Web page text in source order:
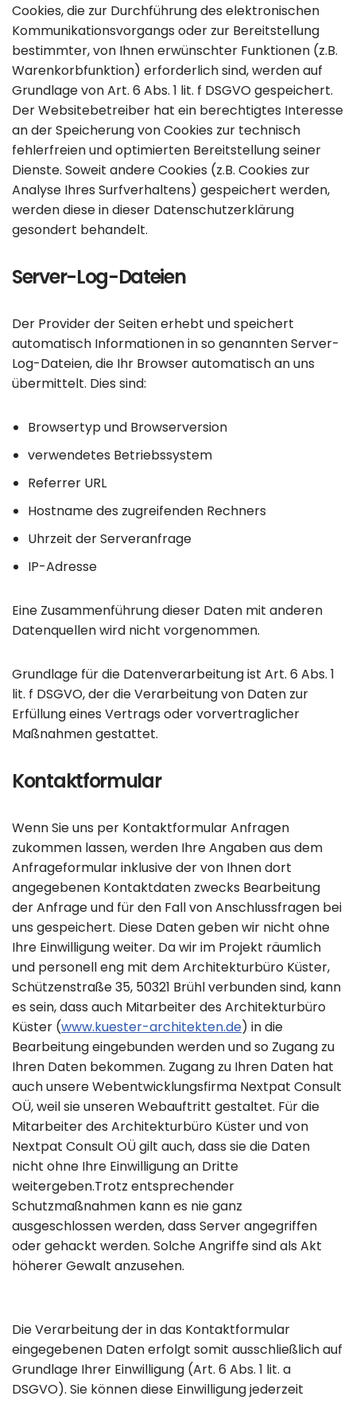
Cookies, die zur Durchführung des elektronischen
Kommunikationsvorgangs oder zur Bereitstellung
bestimmter, von Ihnen erwünschter Funktionen (z.B.
Warenkorbfunktion) erforderlich sind, werden auf
Grundlage von Art. 6 Abs. 1 lit. f DSGVO gespeichert.
Der Websitebetreiber hat ein berechtigtes Interesse
an der Speicherung von Cookies zur technisch
fehlerfreien und optimierten Bereitstellung seiner
Dienste. Soweit andere Cookies (z.B. Cookies zur
Analyse Ihres Surfverhaltens) gespeichert werden,
werden diese in dieser Datenschutzerklärung
gesondert behandelt.
Server-Log-Dateien
Der Provider der Seiten erhebt und speichert
automatisch Informationen in so genannten Server-
Log-Dateien, die Ihr Browser automatisch an uns
übermittelt. Dies sind:
Browsertyp und Browserversion
verwendetes Betriebssystem
Referrer URL
Hostname des zugreifenden Rechners
Uhrzeit der Serveranfrage
IP-Adresse
Eine Zusammenführung dieser Daten mit anderen
Datenquellen wird nicht vorgenommen.
Grundlage für die Datenverarbeitung ist Art. 6 Abs. 1
lit. f DSGVO, der die Verarbeitung von Daten zur
Erfüllung eines Vertrags oder vorvertraglicher
Maßnahmen gestattet.
Kontaktformular
Wenn Sie uns per Kontaktformular Anfragen
zukommen lassen, werden Ihre Angaben aus dem
Anfrageformular inklusive der von Ihnen dort
angegebenen Kontaktdaten zwecks Bearbeitung
der Anfrage und für den Fall von Anschlussfragen bei
uns gespeichert. Diese Daten geben wir nicht ohne
Ihre Einwilligung weiter. Da wir im Projekt räumlich
und personell eng mit dem Architekturbüro Küster,
Schützenstraße 35, 50321 Brühl verbunden sind, kann
es sein, dass auch Mitarbeiter des Architekturbüro
Küster (www.kuester-architekten.de) in die
Bearbeitung eingebunden werden und so Zugang zu
Ihren Daten bekommen. Zugang zu Ihren Daten hat
auch unsere Webentwicklungsfirma Nextpat Consult
OÜ, weil sie unseren Webauftritt gestaltet. Für die
Mitarbeiter des Architekturbüro Küster und von
Nextpat Consult OÜ gilt auch, dass sie die Daten
nicht ohne Ihre Einwilligung an Dritte
weitergeben.Trotz entsprechender
Schutzmaßnahmen kann es nie ganz
ausgeschlossen werden, dass Server angegriffen
oder gehackt werden. Solche Angriffe sind als Akt
höherer Gewalt anzusehen.
Die Verarbeitung der in das Kontaktformular
eingegebenen Daten erfolgt somit ausschließlich auf
Grundlage Ihrer Einwilligung (Art. 6 Abs. 1 lit. a
DSGVO). Sie können diese Einwilligung jederzeit